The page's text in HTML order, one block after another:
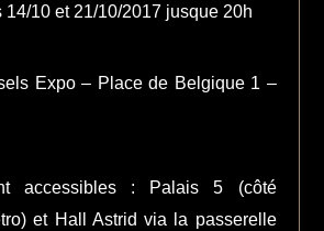
14/10 et 21/10/2017 jusque 20h
Expo – Place de Belgique 1 –
accessibles : Palais 5 (côté
et Hall Astrid via la passerelle